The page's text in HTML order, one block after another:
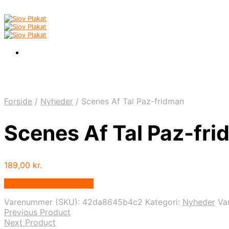
Forside / Nyheder / Scenes Af Tal Paz-fridman
Scenes Af Tal Paz-
189,00 kr.
Varenummer (SKU): 42da8645b4c2 Kategori: Nyheder
Previous Product
Next Product